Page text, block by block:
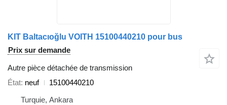
KIT Baltacıoğlu VOITH 15100440210 pour bus
Prix sur demande
Autre pièce détachée de transmission
État neuf
15100440210
Turquie, Ankara